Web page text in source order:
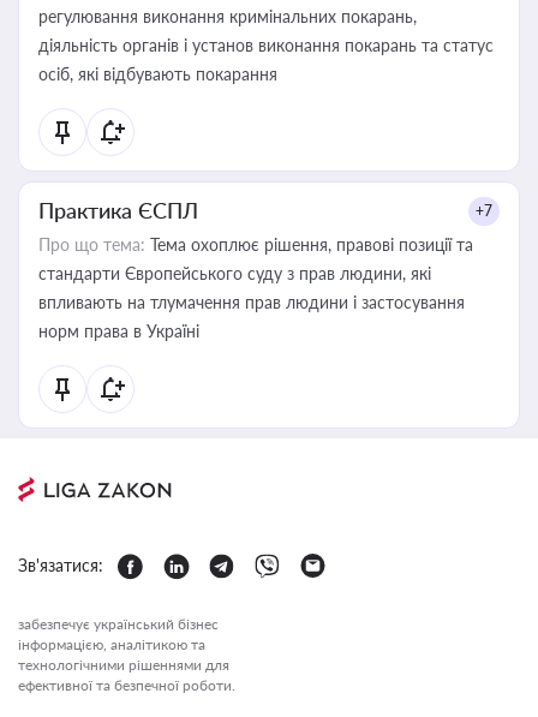
регулювання виконання кримінальних покарань,
діяльність органів і установ виконання покарань та статус
осіб, які відбувають покарання
Практика ЄСПЛ +7
Про що тема: Тема охоплює рішення, правові позиції та
стандарти Європейського суду з прав людини, які
впливають на тлумачення прав людини і застосування
норм права в Україні
Зв'язатися:
забезпечує український бізнес
інформацією, аналітикою та
технологічними рішеннями для
ефективної та безпечної роботи.